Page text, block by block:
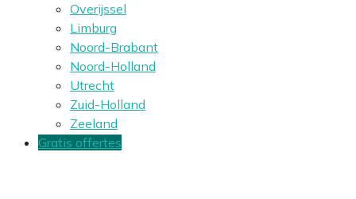
Overijssel
Limburg
Noord-Brabant
Noord-Holland
Utrecht
Zuid-Holland
Zeeland
Gratis offertes